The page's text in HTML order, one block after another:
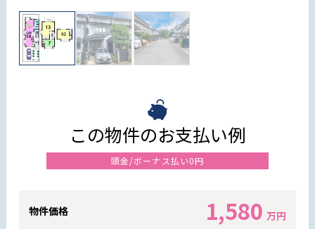
この物件のお支払い例
頭金/ボーナス払い0円
物件価格 1,580 万円